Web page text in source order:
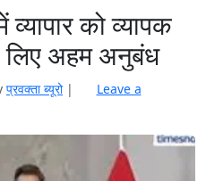
को व्यापक
लिए अहम अनुबंध
प्रवक्‍ता ब्यूरो |
Leave a